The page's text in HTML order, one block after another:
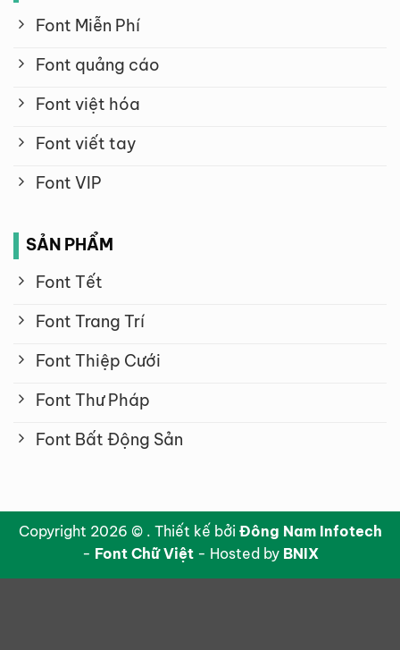
Font Miễn Phí
Font quảng cáo
Font việt hóa
Font viết tay
Font VIP
SẢN PHẨM
Font Tết
Font Trang Trí
Font Thiệp Cưới
Font Thư Pháp
Font Bất Động Sản
Copyright 2026 © . Thiết kế bởi Đông Nam Infotech
- Font Chữ Việt- Hosted by BNIX